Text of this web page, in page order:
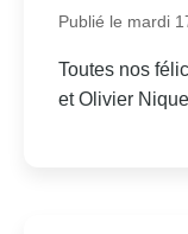
Publié le mardi
Toutes nos
et Olivier